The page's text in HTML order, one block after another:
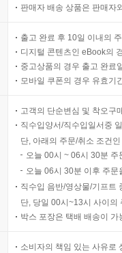
판매자 배송 상품은 판매자
출고 완료 후 10일 이내의
디지털 콘텐츠인 eBook의
중고상품의 경우 출고 완료
모바일 쿠폰의 경우 유효기
고객의 단순변심 및 착오구
직수입양서/직수입일서중
단, 아래의 주문/취소 조건
오늘 00시 ~ 06시 30분
오늘 06시 30분 이후 주
직수입 음반/영상물/기프트
단, 당일 00시~13시 사이의
박스 포장은 택배 배송이
소비자의 책임 있는 사유로